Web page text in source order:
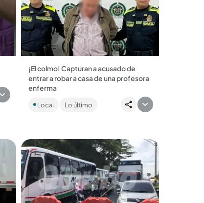
¡El colmo! Capturan a acusado de
entrar a robar a casa de una profesora
enferma
La familia había confiado en el sujeto
para que estuviera pendiente de
algunas cosas de la vivienda, ubicada
Local Lo último